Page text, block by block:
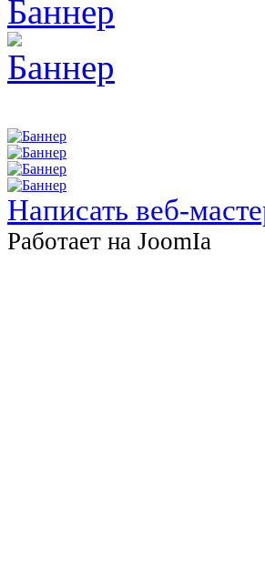
Написать веб-
Работает на JоomIа